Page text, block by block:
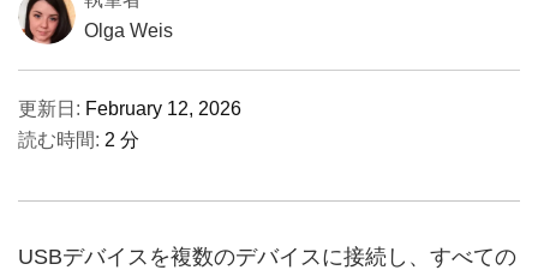
Olga Weis
更新日: February 12, 2026
読む時間: 2 分
USBデバイスを複数のデバイスに接続し、すべての